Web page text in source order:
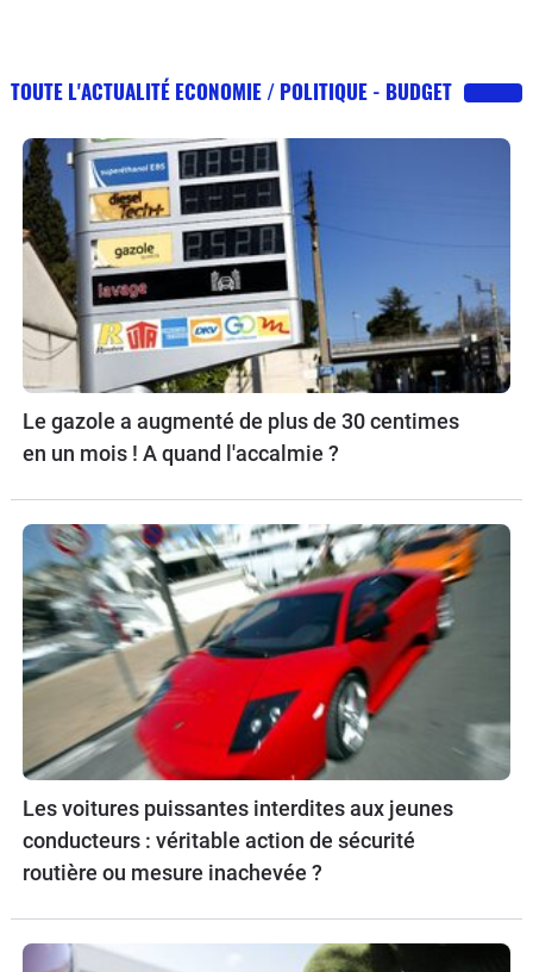
TOUTE L'ACTUALITÉ ECONOMIE / POLITIQUE - BUDGET
Le gazole a augmenté de plus de 30 centimes
en un mois ! A quand l'accalmie ?
Les voitures puissantes interdites aux jeunes
conducteurs : véritable action de sécurité
routière ou mesure inachevée ?